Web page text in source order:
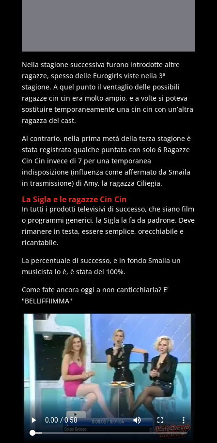
Nella stagione successiva furono introdotte altre
ragazze, spesso delle Eurogirls viste nella 3ª
stagione. A quel punto il ventaglio delle possibili
ragazze cin cin era molto ampio, e a volte si poteva
sostituire temporaneamente una cin cin con un’altra
ragazza del cast.
Al contrario, nella prima metà della terza stagione è
stata registrata qualche puntata con solo 6 Ragazze
Cin Cin invece di 7 per una temporanea
indisposizione (influenza come affermato da Smaila
in trasmissione) di Amy, la ragazza Ciliegia.
La Sigla e le ragazze Cin Cin
In tutti i prodotti televisivi di successo, che siano film
o programmi generici, la Sigla la fa da padrone. Deve
rimanere in testa, essere semplice, orecchiabile e
ricantabile.
La percentuale di successo, e in fondo Smaila un
musicista lo è, è stata del 100%.
Come fate ancora oggi a non canticchiarla? E'
"BELLIFFIIMMA"